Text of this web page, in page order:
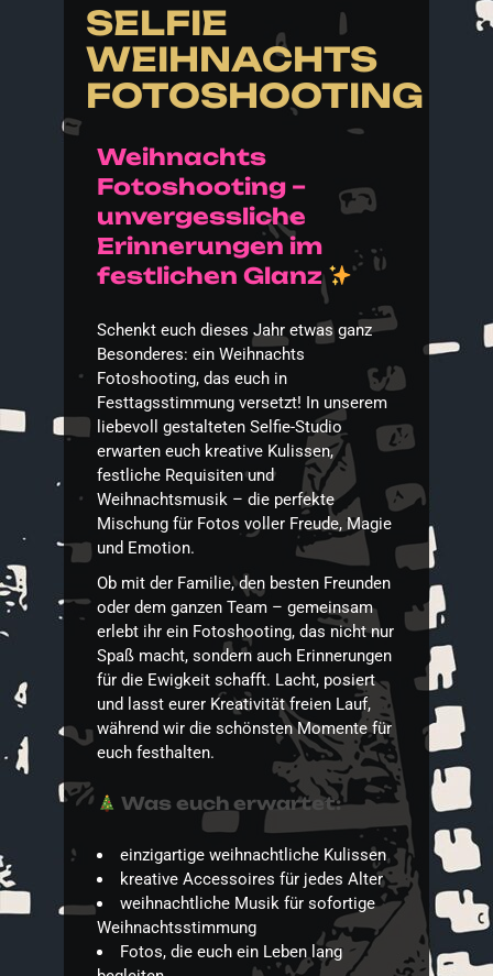
SELFIE
WEIHNACHTS
FOTOSHOOTING
Weihnachts
Fotoshooting –
unvergessliche
Erinnerungen im
festlichen Glanz
Schenkt euch dieses Jahr etwas ganz
Besonderes: ein Weihnachts
Fotoshooting, das euch in
Festtagsstimmung versetzt! In unserem
liebevoll gestalteten Selfie-Studio
erwarten euch kreative Kulissen,
festliche Requisiten und
Weihnachtsmusik – die perfekte
Mischung für Fotos voller Freude, Magie
und Emotion.
Ob mit der Familie, den besten Freunden
oder dem ganzen Team – gemeinsam
erlebt ihr ein Fotoshooting, das nicht nur
Spaß macht, sondern auch Erinnerungen
für die Ewigkeit schafft. Lacht, posiert
und lasst eurer Kreativität freien Lauf,
während wir die schönsten Momente für
euch festhalten.
Was euch erwartet:
einzigartige weihnachtliche Kulissen
kreative Accessoires für jedes Alter
weihnachtliche Musik für sofortige
Weihnachtsstimmung
Fotos, die euch ein Leben lang